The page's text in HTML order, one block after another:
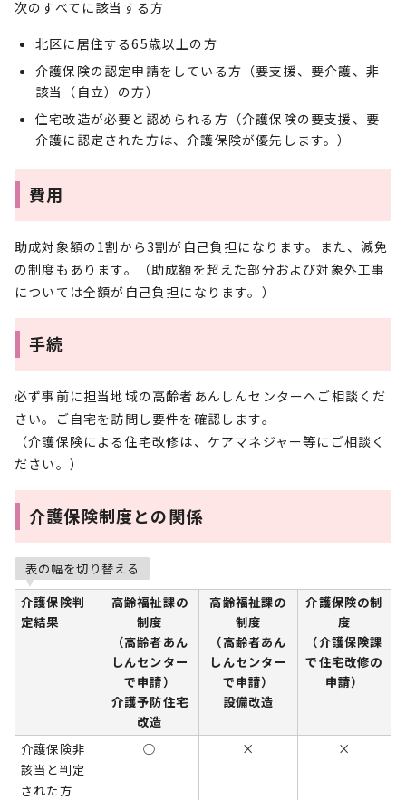
次のすべてに該当する方
北区に居住する65歳以上の方
介護保険の認定申請をしている方（要支援、要介護、非
該当（自立）の方）
住宅改造が必要と認められる方（介護保険の要支援、要
介護に認定された方は、介護保険が優先します。）
費用
助成対象額の1割から3割が自己負担になります。また、減免
の制度もあります。（助成額を超えた部分および対象外工事
については全額が自己負担になります。）
手続
必ず事前に担当地域の高齢者あんしんセンターへご相談くだ
さい。ご自宅を訪問し要件を確認します。
（介護保険による住宅改修は、ケアマネジャー等にご相談く
ださい。）
介護保険制度との関係
表の幅を切り替える
介護保険判
定結果
高齢福祉課の
制度
（高齢者あん
しんセンター
で申請）
介護予防住宅
改造
高齢福祉課の
制度
（高齢者あん
しんセンター
で申請）
設備改造
介護保険の制
度
（介護保険課
で住宅改修の
申請）
介護保険非
該当と判定
された方
○ × ×